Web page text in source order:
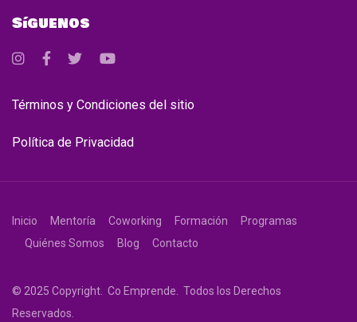
Síguenos
Términos y Condiciones del sitio
Política de Privacidad
Inicio Mentoría Coworking Formación
Programas
Quiénes Somos
Blog Contacto
© 2025 Copyright. Co Emprende. Todos los Derechos
Reservados.